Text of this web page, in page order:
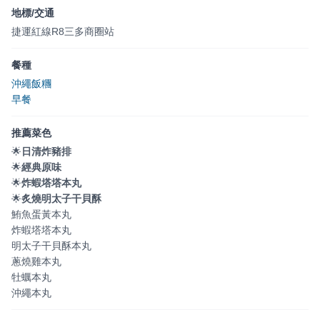
地標/交通
捷運紅線R8三多商圈站
餐種
沖繩飯糰
早餐
推薦菜色
🌟 日清炸豬排
🌟經典原味
🌟炸蝦塔塔本丸
🌟炙燒明太子干貝酥
鮪魚蛋黃本丸
炸蝦塔塔本丸
明太子干貝酥本丸
蔥燒雞本丸
牡蠣本丸
沖繩本丸